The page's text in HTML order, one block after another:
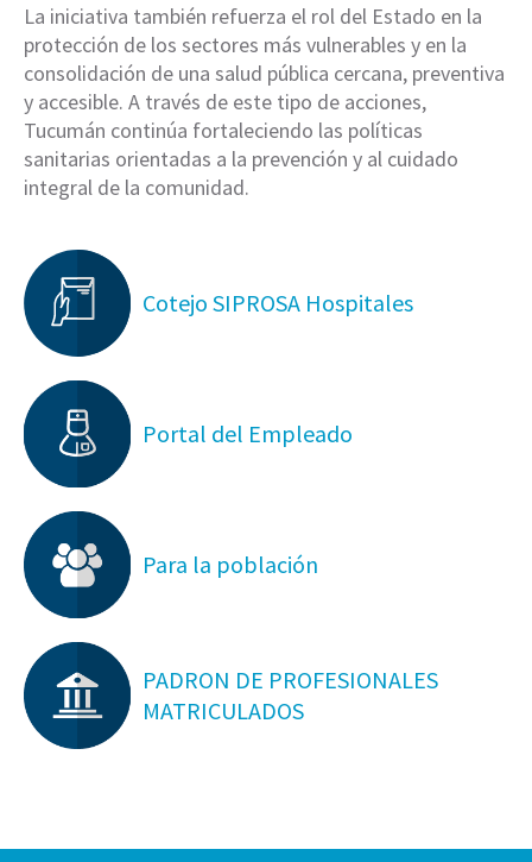
La iniciativa también refuerza el rol del Estado en la
protección de los sectores más vulnerables y en la
consolidación de una salud pública cercana, preventiva
y accesible. A través de este tipo de acciones,
Tucumán continúa fortaleciendo las políticas
sanitarias orientadas a la prevención y al cuidado
integral de la comunidad.
Cotejo SIPROSA Hospitales
Portal del Empleado
Para la población
PADRON DE PROFESIONALES
MATRICULADOS